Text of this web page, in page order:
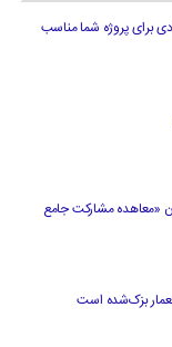
برای پروژه شما مناسب
«معاهده مشارکت جامع
بزک‌شده است